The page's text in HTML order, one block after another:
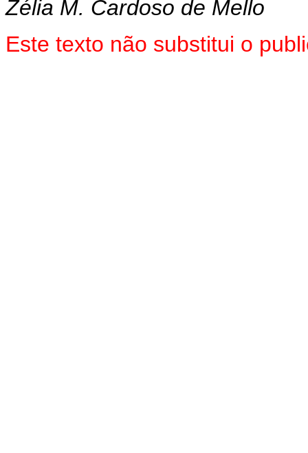
Zélia M. Cardoso de Mello
Este texto não substitui o